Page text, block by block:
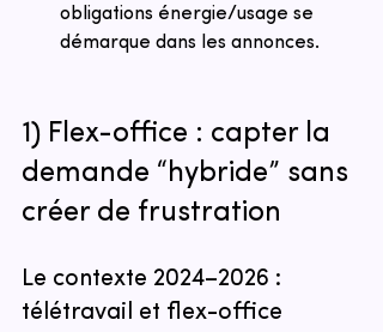
obligations énergie/usage se
démarque dans les annonces.
1) Flex-office : capter la
demande “hybride” sans
créer de frustration
Le contexte 2024–2026 :
télétravail et flex-office